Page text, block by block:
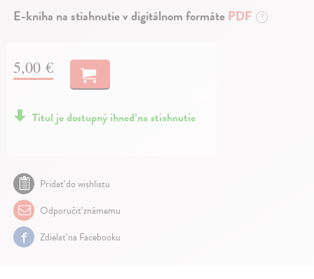
E-kniha na stiahnutie v digitálnom formátePDF ?
5,00 €
Titul je dostupný ihneď na stiahnutie
Pridať do wishlistu
Odporučiť známemu
Zdielať na Facebooku